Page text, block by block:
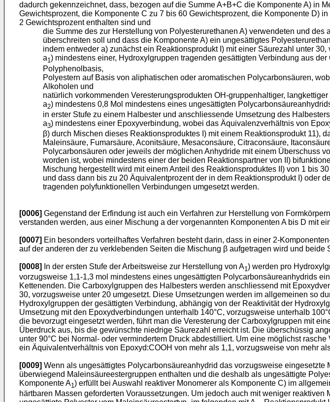
dadurch gekennzeichnet, dass, bezogen auf die Summe A+B+C die Komponente A) in
Gewichtsprozent, die Komponente C zu 7 bis 60 Gewichtsprozent, die Komponente D)
2 Gewichtsprozent enthalten sind und
die Summe des zur Herstellung von Polyesterurethanen A) verwendeten und
überschreiten soll und dass die Komponente A) ein ungesättigtes
indem entweder a) zunächst ein Reaktionsprodukt I) mit einer Säurezahl unter
a1) mindestens einer, Hydroxylgruppen tragenden gesättigten Verbindung aus
Polyphenolbasis,
Polyestern auf Basis von aliphatischen oder aromatischen Polycarbonsäuren,
Alkoholen und
natürlich vorkommenden Veresterungsprodukten OH-gruppenhaltiger,
a2) mindestens 0,8 Mol mindestens eines ungesättigten
in erster Stufe zu einem Halbester und anschliessende Umsetzung des
a3) mindestens einer Epoxyverbindung, wobei das Äquivalenzverhältnis von
β) durch Mischen dieses Reaktionsproduktes I) mit einem Reaktionsprodukt 11),
Maleinsäure, Fumarsäure, Aconitsäure, Mesaconsäure, Citraconsäure,
Polycarbonsäuren oder jeweils der möglichen Anhydride mit einem Überschuss
worden ist, wobei mindestens einer der beiden Reaktionspartner von II)
Mischung hergestellt wird mit einem Anteil des Reaktionsproduktes II) von 1 bis
und dass dann bis zu 20 Äquivalentprozent der in dem Reaktionsprodukt I) oder
tragenden polyfunktionellen Verbindungen umgesetzt werden.
[0006] Gegenstand der Erfindung ist auch ein Verfahren zur Herstellung von
verstanden werden, aus einer Mischung a der vorgenannten Komponenten A bis D mit
[0007] Ein besonders vorteilhaftes Verfahren besteht darin, dass in einer 2-
auf der anderen der zu verklebenden Seiten die Mischung β aufgetragen wird und
[0008] In der ersten Stufe der Arbeitsweise zur Herstellung von A1) werden pro
vorzugsweise 1,1-1,3 mol mindestens eines ungesättigten Polycarbonsäureanhydrids
Kettenenden. Die Carboxylgruppen des Halbesters werden anschliessend mit
30, vorzugsweise unter 20 umgesetzt. Diese Umsetzungen werden im allgemeinen so
Hydroxylgruppen der gesättigten Verbindung, abhängig von der Reaktivität der
Umsetzung mit den Epoxydverbindungen unterhalb 140°C, vorzugsweise unterhalb
die bevorzugt eingesetzt werden, führt man die Veresterung der Carboxylgruppen mit
Überdruck aus, bis die gewünschte niedrige Säurezahl erreicht ist. Die überschüssig
unter 90°C bei Normal- oder vermindertem Druck abdestilliert. Um eine möglichst
ein Äquivalentverhältnis von Epoxyd:COOH von mehr als 1,1, vorzugsweise von mehr
[0009] Wenn als ungesättigtes Polycarbonsäureanhydrid das vorzugsweise
überwiegend Maleinsäureestergruppen enthalten und die deshalb als ungesättigte
Komponente A1) erfüllt bei Auswahl reaktiver Monomerer als Komponente C) im
härtbaren Massen geforderten Voraussetzungen. Um jedoch auch mit weniger